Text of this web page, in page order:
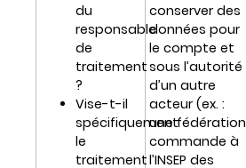
du
responsable
de
traitement
?
Vise-t-il
spécifiquement
le
traitement
conserver des
données pour
le compte et
sous l’autorité
d’un autre
acteur (ex. :
une fédération
commande à
l’INSEP des